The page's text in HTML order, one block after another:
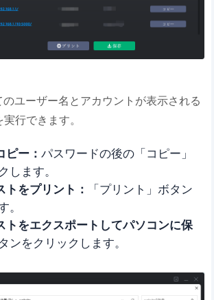
のユーザー名とアカウントが表示される
行できます。
ピー： パスワードの後の「コピー」
します。
トをプリント：
「プリント」ボタン
。
トをエクスポートしてパソコンに保
ンをクリックします。